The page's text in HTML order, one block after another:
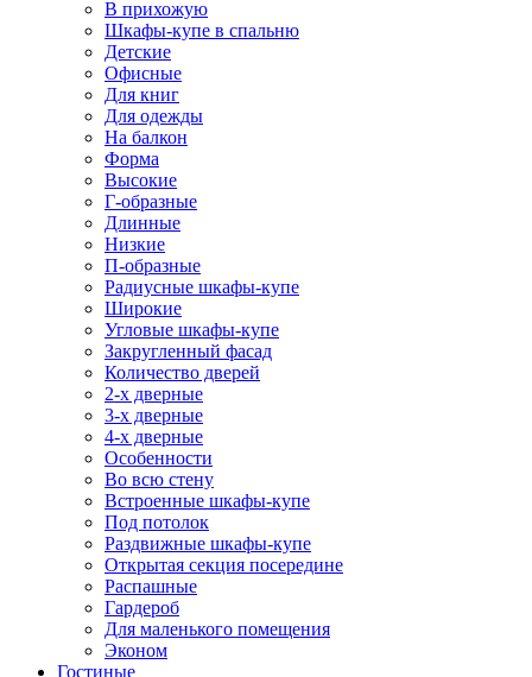
В прихожую
Шкафы-купе в спальню
Детские
Офисные
Для книг
Для одежды
На балкон
Форма
Высокие
Г-образные
Длинные
Низкие
П-образные
Радиусные шкафы-купе
Широкие
Угловые шкафы-купе
Закругленный фасад
Количество дверей
2-х дверные
3-х дверные
4-х дверные
Особенности
Во всю стену
Встроенные шкафы-купе
Под потолок
Раздвижные шкафы-купе
Открытая секция посередине
Распашные
Гардероб
Для маленького помещения
Эконом
Гостиные